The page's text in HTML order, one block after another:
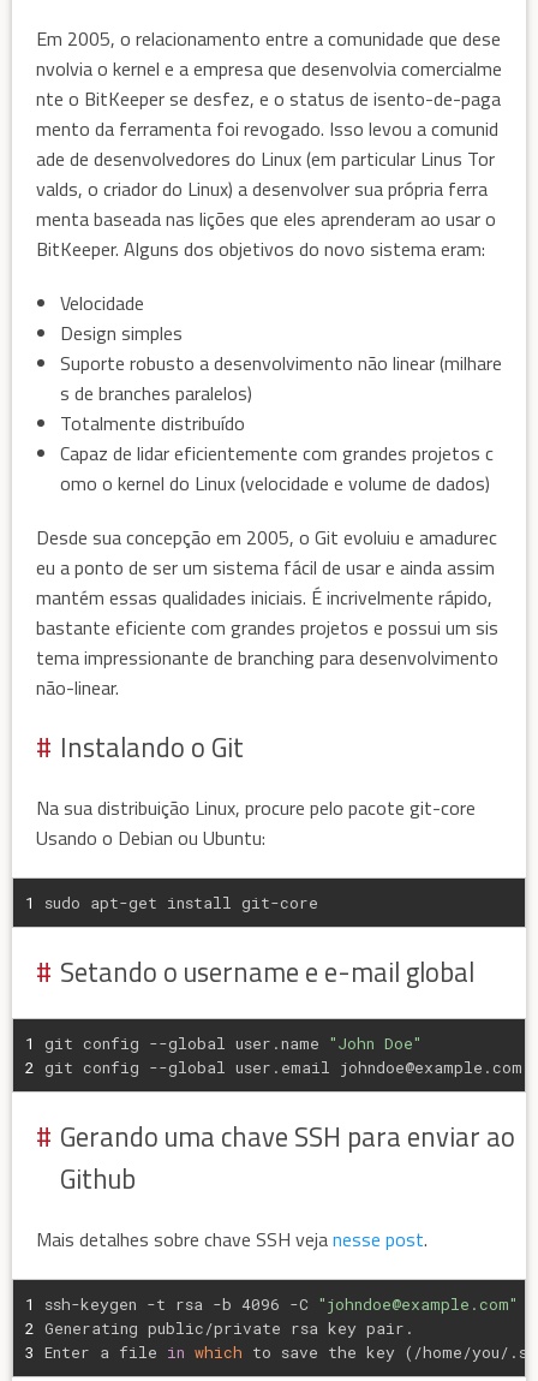
Em 2005, o relacionamento entre a comunidade que dese
nvolvia o kernel e a empresa que desenvolvia comercialme
nte o BitKeeper se desfez, e o status de isento-de-paga
mento da ferramenta foi revogado. Isso levou a comunid
ade de desenvolvedores do Linux (em particular Linus Tor
valds, o criador do Linux) a desenvolver sua própria ferra
menta baseada nas lições que eles aprenderam ao usar o
BitKeeper. Alguns dos objetivos do novo sistema eram:
Velocidade
Design simples
Suporte robusto a desenvolvimento não linear (milhare
s de branches paralelos)
Totalmente distribuído
Capaz de lidar eficientemente com grandes projetos c
omo o kernel do Linux (velocidade e volume de dados)
Desde sua concepção em 2005, o Git evoluiu e amadurec
eu a ponto de ser um sistema fácil de usar e ainda assim
mantém essas qualidades iniciais. É incrivelmente rápido,
bastante eficiente com grandes projetos e possui um sis
tema impressionante de branching para desenvolvimento
não-linear.
Instalando o Git
Na sua distribuição Linux, procure pelo pacote git-core
Usando o Debian ou Ubuntu:
1 sudo apt-get install git-core
Setando o username e e-mail global
1
2
git config --global user.name "John Doe"
git config --global user.email johndoe@example.com
Gerando uma chave SSH para enviar ao
Github
Mais detalhes sobre chave SSH vejanesse post.
1
2
3
ssh-keygen -t rsa -b 4096 -C "johndoe@example.com"
Generating public/private rsa key pair.
Enter a file in which to save the key (/home/you/